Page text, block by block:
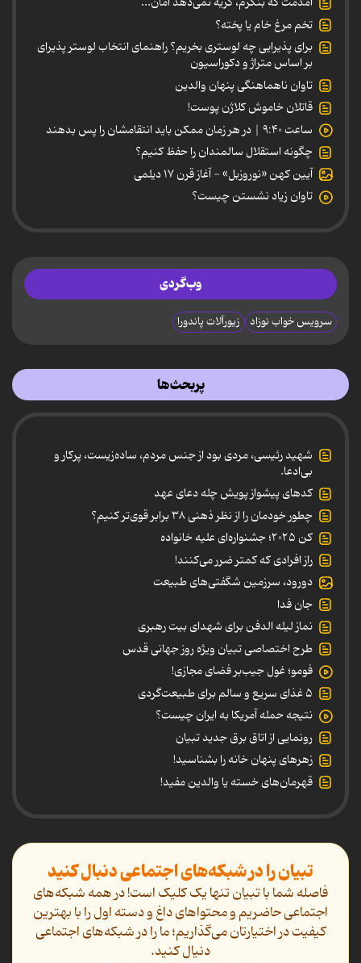
تخم مرغ خام یا پخته؟
برای پذیرایی چه لوستری بخریم؟ راهنمای انتخاب لوستر پذیرای
بر اساس متراژ و دکوراسیون
تاوان ناهماهنگی پنهان والدین
قاتلان خاموش کلاژن پوست!
ساعت ۹:۴۰ | در هر زمان ممکن باید انتقامشان را پس بدهند
چگونه استقلال سالمندان را حفظ کنیم؟
آیین کهن «نوروزبل» - آغاز قرن ۱۷ دیلمی
تاوان زیاد نشستن چیست؟
وب‌گردی
سرویس خواب نوزاد زیورآلات پاندورا
پربحث‌ها
شهید رئیسی، مردی بود از جنس مردم، ساده‌زیست، پرکار و
بی‌ادعا.
کدهای پیشواز پویش چله دعای عهد
چطور خودمان را از نظر ذهنی ۳۸ برابر قوی‌تر کنیم؟
کن ۲۰۲۵؛ جشنواره‌ای علیه خانواده
راز افرادی که کمتر ضرر می‌کنند!
دورود، سرزمین شگفتی‌های طبیعت
جان فدا
نماز لیله الدفن برای شهدای بیت رهبری
طرح اختصاصی تبیان ویژه روز جهانی قدس
فومو؛ غول جیب‌بر فضای مجازی!
۵ غذای سریع و سالم برای طبیعت‌گردی
نتیجه حمله آمریکا به ایران چیست؟
رونمایی از اتاق برق جدید تبیان
زهرهای پنهان خانه را بشناسید!
قهرمان‌های خسته یا والدین مفید!
تبیان را در شبکه‌های اجتماعی دنبال کنید
فاصله شما با تبیان تنها یک کلیک است! در همه شبکه‌های
اجتماعی حاضریم و محتواهای داغ و دسته اول را با بهترین
کیفیت در اختیارتان می‌گذاریم؛ ما را در شبکه‌های اجتماعی
دنیال کنید.